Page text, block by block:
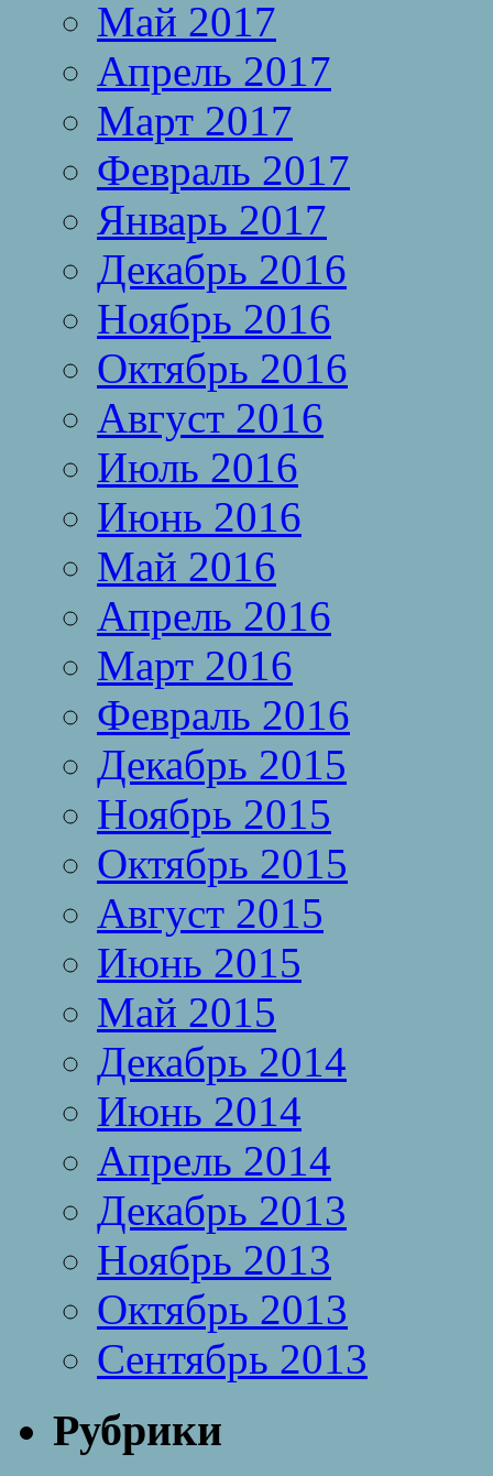
Май 2017
Апрель 2017
Март 2017
Февраль 2017
Январь 2017
Декабрь 2016
Ноябрь 2016
Октябрь 2016
Август 2016
Июль 2016
Июнь 2016
Май 2016
Апрель 2016
Март 2016
Февраль 2016
Декабрь 2015
Ноябрь 2015
Октябрь 2015
Август 2015
Июнь 2015
Май 2015
Декабрь 2014
Июнь 2014
Апрель 2014
Декабрь 2013
Ноябрь 2013
Октябрь 2013
Сентябрь 2013
Рубрики